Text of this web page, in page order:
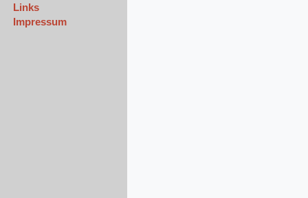
Links
Impressum